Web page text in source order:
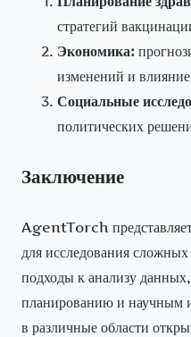
стратегий
Экономика:
изменений и
Социальные
политических
Заключение
AgentTorch
для исследования
подходы к анализу
планированию и научным
в различные области